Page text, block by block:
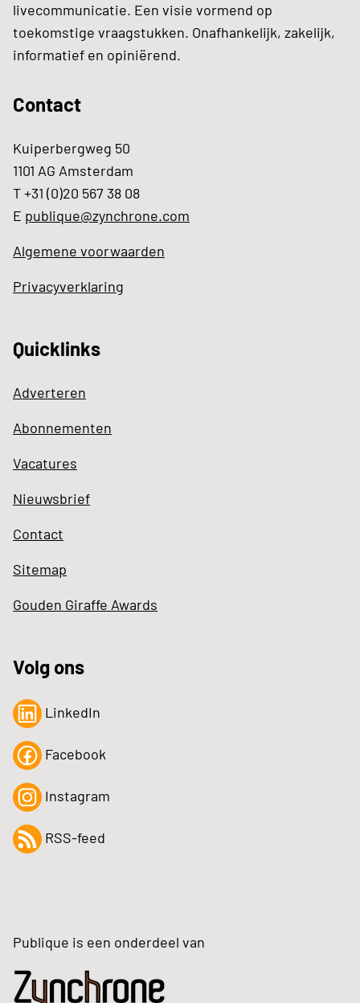
livecommunicatie. Een visie vormend op
toekomstige vraagstukken. Onafhankelijk, zakelijk,
informatief en opiniërend.
Contact
Kuiperbergweg 50
1101 AG Amsterdam
T +31 (0)20 567 38 08
E publique@zynchrone.com
Algemene voorwaarden
Privacyverklaring
Quicklinks
Adverteren
Abonnementen
Vacatures
Nieuwsbrief
Contact
Sitemap
Gouden Giraffe Awards
Volg ons
LinkedIn
Facebook
Instagram
RSS-feed
Publique is een onderdeel van